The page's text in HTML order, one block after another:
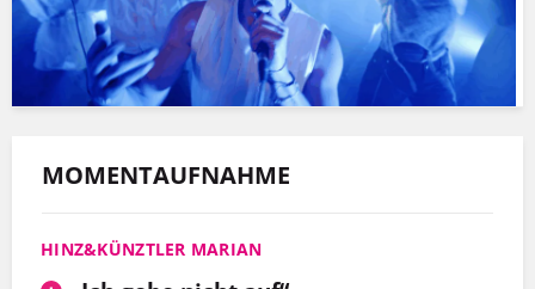
MOMENTAUFNAHME
HINZ&KÜNZTLER MARIAN